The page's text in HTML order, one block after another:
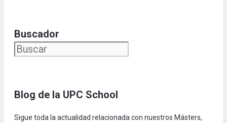
Buscador
Blog de la UPC School
Sigue toda la actualidad relacionada con nuestros Másters,